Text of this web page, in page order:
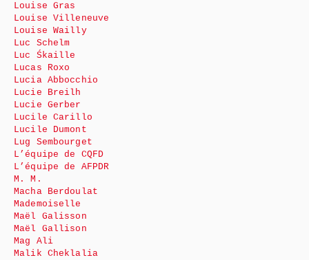
Louise Gras
Louise Villeneuve
Louise Wailly
Luc Schelm
Luc Śkaille
Lucas Roxo
Lucia Abbocchio
Lucie Breilh
Lucie Gerber
Lucile Carillo
Lucile Dumont
Lug Sembourget
L’équipe de CQFD
L’équipe de AFPDR
M. M.
Macha Berdoulat
Mademoiselle
Maël Galisson
Maël Gallison
Mag Ali
Malik Cheklalia